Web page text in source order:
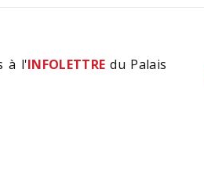
à l'INFOLETTRE du Palais